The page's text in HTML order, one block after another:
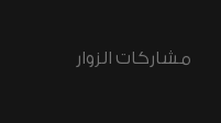
مشاركات الزوار